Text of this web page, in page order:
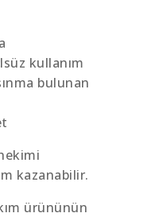
kullanım
bulunan
kazanabilir.
ürününün